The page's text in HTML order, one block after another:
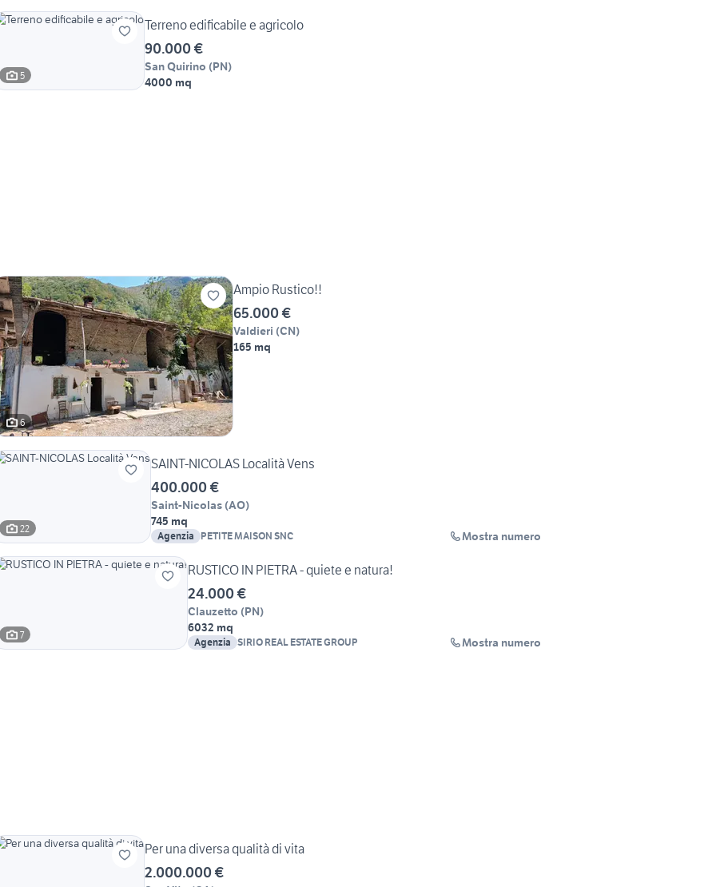
5
Terreno edificabile e agricolo
90.000 €
San Quirino (PN)
4000 mq
6
Ampio Rustico!!
65.000 €
Valdieri (CN)
165 mq
22
SAINT-NICOLAS Località Vens
400.000 €
Saint-Nicolas (AO)
745 mq
Agenzia PETITE MAISON SNC Mostra numero
7
RUSTICO IN PIETRA - quiete e natura!
24.000 €
Clauzetto (PN)
6032 mq
Agenzia SIRIO REAL ESTATE GROUP Mostra numero
Per una diversa qualità di vita
2.000.000 €